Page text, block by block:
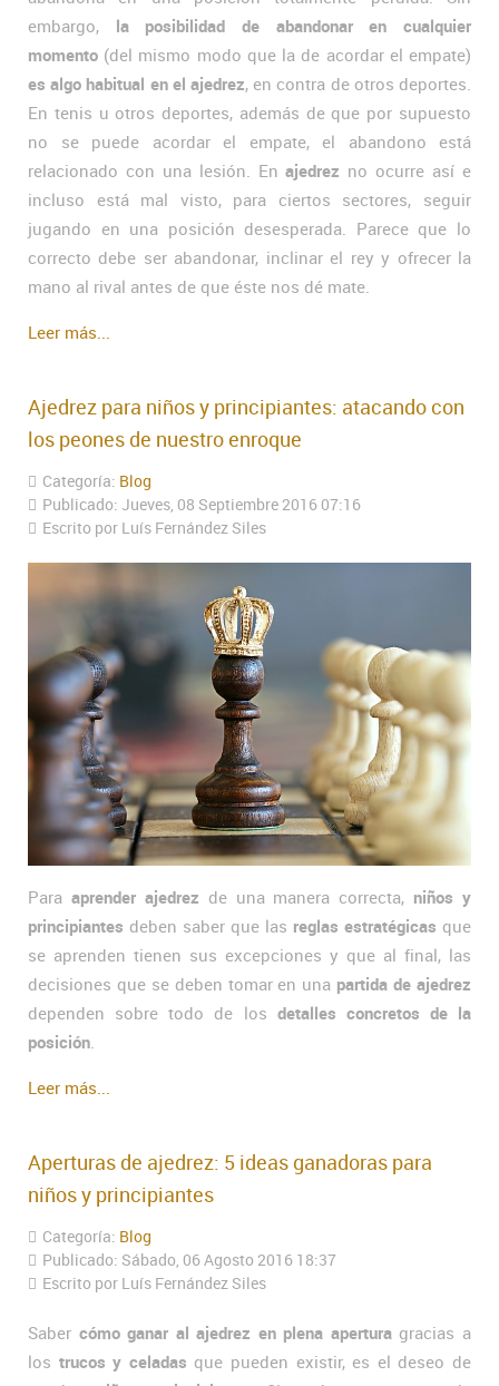
embargo, la posibilidad de abandonar en cualquier
momento (del mismo modo que la de acordar el empate)
es algo habitual en el ajedrez, en contra de otros deportes.
En tenis u otros deportes, además de que por supuesto
no se puede acordar el empate, el abandono está
relacionado con una lesión. Enajedrez no ocurre así e
incluso está mal visto, para ciertos sectores, seguir
jugando en una posición desesperada. Parece que lo
correcto debe ser abandonar, inclinar el rey y ofrecer la
mano al rival antes de que éste nos dé mate.
Leer más...
Ajedrez para niños y principiantes: atacando con
los peones de nuestro enroque
Categoría: Blog
Publicado: Jueves, 08 Septiembre 2016 07:16
Escrito por Luís Fernández Siles
Para aprender ajedrez de una manera correcta, niños y
principiantes deben saber que las reglas estratégicas que
se aprenden tienen sus excepciones y que al final, las
decisiones que se deben tomar en una partida de ajedrez
dependen sobre todo de los detalles concretos de la
posición
Leer más...
Aperturas de ajedrez: 5 ideas ganadoras para
niños y principiantes
Categoría: Blog
Publicado: Sábado, 06 Agosto 2016 18:37
Escrito por Luís Fernández Siles
Saber cómo ganar al ajedrez en plena aperturagracias a
los trucos y celadas que pueden existir, es el deseo de